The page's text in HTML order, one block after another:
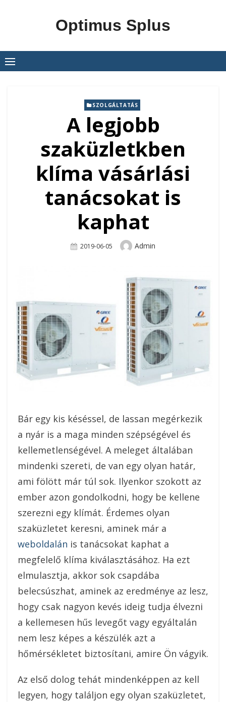
Optimus Splus
SZOLGÁLTATÁS
A legjobb
szaküzletkben
klíma vásárlási
tanácsokat is
kaphat
Posted
2019-06-05 Author
Admin
Bár egy kis késéssel, de lassan megérkezik
a nyár is a maga minden szépségével és
kellemetlenségével. A meleget általában
mindenki szereti, de van egy olyan határ,
ami fölött már túl sok. Ilyenkor szokott az
ember azon gondolkodni, hogy be kellene
szerezni egy klímát. Érdemes olyan
szaküzletet keresni, aminek már a
weboldalán is tanácsokat kaphat a
megfelelő klíma kiválasztásához. Ha ezt
elmulasztja, akkor sok csapdába
belecsúszhat, aminek az eredménye az lesz,
hogy csak nagyon kevés ideig tudja élvezni
a kellemesen hűs levegőt vagy egyáltalán
nem lesz képes a készülék azt a
hőmérsékletet biztosítani, amire Ön vágyik.
Az első dolog tehát mindenképpen az kell
legyen, hogy találjon egy olyan szaküzletet,